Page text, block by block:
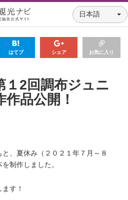
日本語
はてブ シェア お気に入り
１2回調布ジュニ
品公開！
、夏休み（２０２１年７月～８
制作しました。
す！